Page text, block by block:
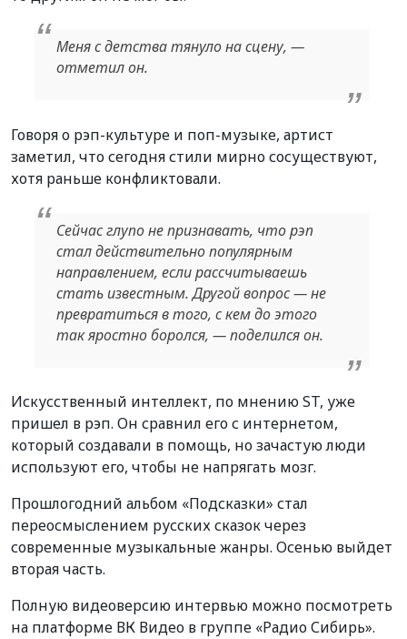
Меня с детства тянуло на сцену, —
отметил он.
Говоря о рэп-культуре и поп-музыке, артист
заметил, что сегодня стили мирно сосуществуют,
хотя раньше конфликтовали.
Сейчас глупо не признавать, что рэп
стал действительно популярным
направлением, если рассчитываешь
стать известным. Другой вопрос — не
превратиться в того, с кем до этого
так яростно боролся, — поделился он.
Искусственный интеллект, по мнению ST, уже
пришел в рэп. Он сравнил его с интернетом,
который создавали в помощь, но зачастую люди
используют его, чтобы не напрягать мозг.
Прошлогодний альбом «Подсказки» стал
переосмыслением русских сказок через
современные музыкальные жанры. Осенью выйдет
вторая часть.
Полную видеоверсию интервью можно посмотреть
на платформе ВК Видео в группе «Радио Сибирь».